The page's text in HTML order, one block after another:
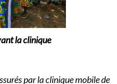
la clinique
par la clinique mobile de